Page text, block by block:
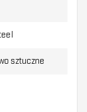
sztuczne